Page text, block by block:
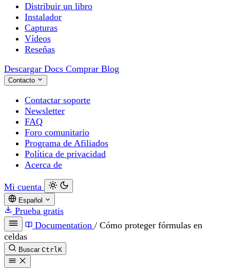
Distribuir un libro
Instalador
Capturas
Vídeos
Reseñas
Descargar Docs Comprar Blog
Contacto
Contactar soporte
Newsletter
FAQ
Foro comunitario
Programa de Afiliados
Política de privacidad
Acerca de
Mi cuenta
Español
Prueba gratis
Documentation / Cómo proteger fórmulas en
celdas
Buscar CtrlK